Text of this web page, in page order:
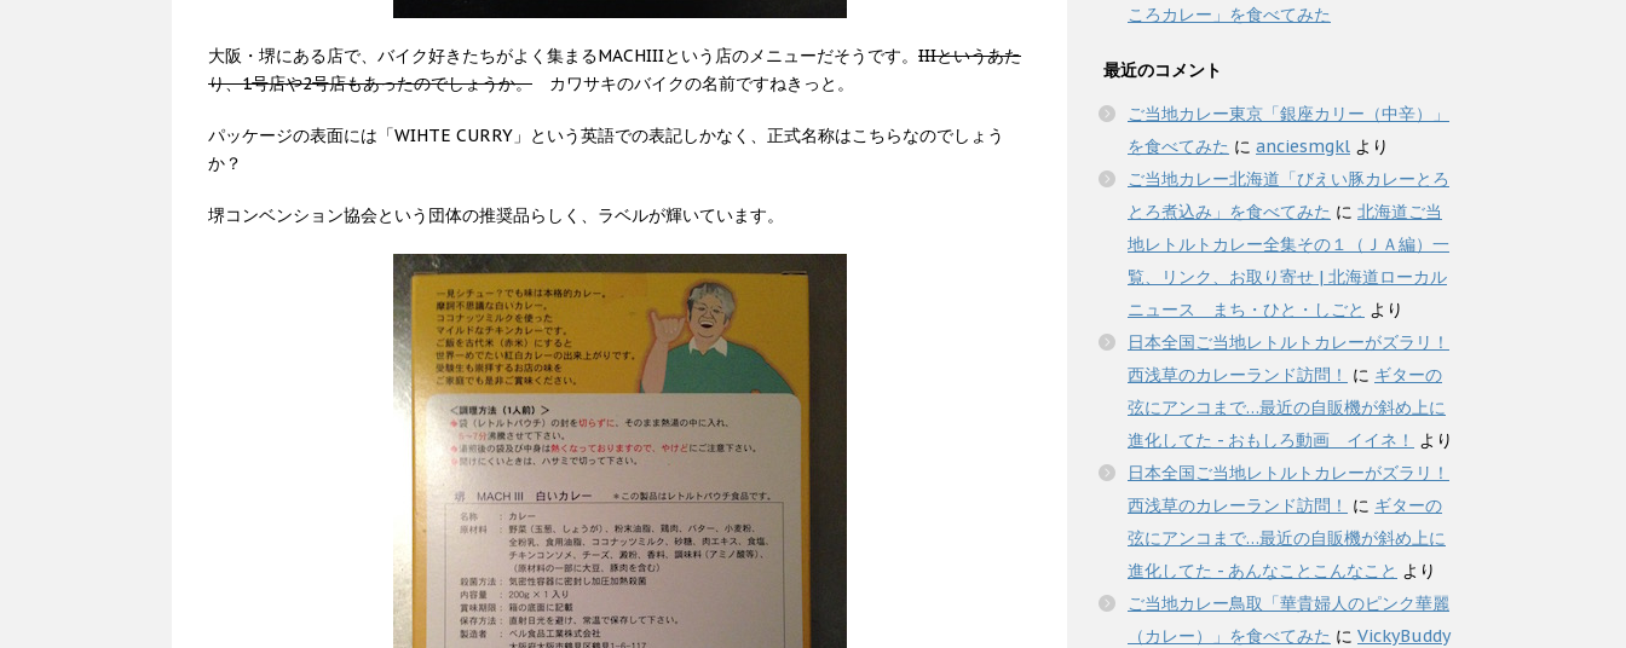
大阪・堺にある店で、バイク好きたちがよく集まるMACHIIIという店のメニューだそうです。 IIIというあた
り、1号店や2号店もあったのでしょうか。 カワサキのバイクの名前ですねきっと。
パッケージの表面には「WIHTE CURRY」という英語での表記しかなく、正式名称はこちらなのでしょう
か？
堺コンベンション協会という団体の推奨品らしく、ラベルが輝いています。
ころカレー」を食べてみた
最近のコメント
ご当地カレー東京「銀座カリー（中辛）」
を食べてみた に anciesmgkl より
ご当地カレー北海道「びえい豚カレーとろ
とろ煮込み」を食べてみた に 北海道ご当
地レトルトカレー全集その１（ＪＡ編）一
覧、リンク、お取り寄せ | 北海道ローカル
ニュース まち・ひと・しごと より
日本全国ご当地レトルトカレーがズラリ！
西浅草のカレーランド訪問！
に ギターの
弦にアンコまで…最近の自販機が斜め上に
進化してた - おもしろ動画 イイネ！
より
日本全国ご当地レトルトカレーがズラリ！
西浅草のカレーランド訪問！
に ギターの
弦にアンコまで…最近の自販機が斜め上に
進化してた - あんなことこんなこと より
ご当地カレー鳥取「華貴婦人のピンク華麗
（カレー）」を食べてみた に VickyBuddy